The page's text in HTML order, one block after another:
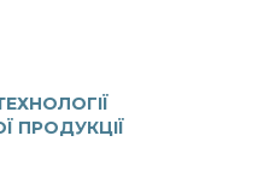
ПРОДУКЦІЇ